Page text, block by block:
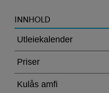
>Utleie
lokaler
INNHOLD
Utleiekalender
Priser
Kulås amfi